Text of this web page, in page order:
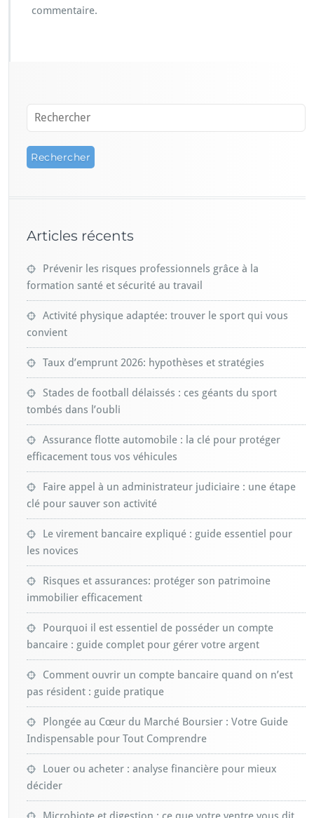
commentaire.
Articles récents
Prévenir les risques professionnels grâce à la
formation santé et sécurité au travail
Activité physique adaptée: trouver le sport qui vous
convient
Taux d’emprunt 2026: hypothèses et stratégies
Stades de football délaissés : ces géants du sport
tombés dans l’oubli
Assurance flotte automobile : la clé pour protéger
efficacement tous vos véhicules
Faire appel à un administrateur judiciaire : une étape
clé pour sauver son activité
Le virement bancaire expliqué : guide essentiel pour
les novices
Risques et assurances: protéger son patrimoine
immobilier efficacement
Pourquoi il est essentiel de posséder un compte
bancaire : guide complet pour gérer votre argent
Comment ouvrir un compte bancaire quand on n’est
pas résident : guide pratique
Plongée au Cœur du Marché Boursier : Votre Guide
Indispensable pour Tout Comprendre
Louer ou acheter : analyse financière pour mieux
décider